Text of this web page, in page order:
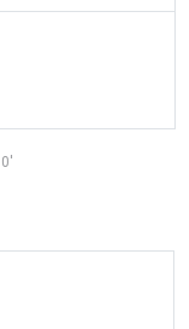
0'